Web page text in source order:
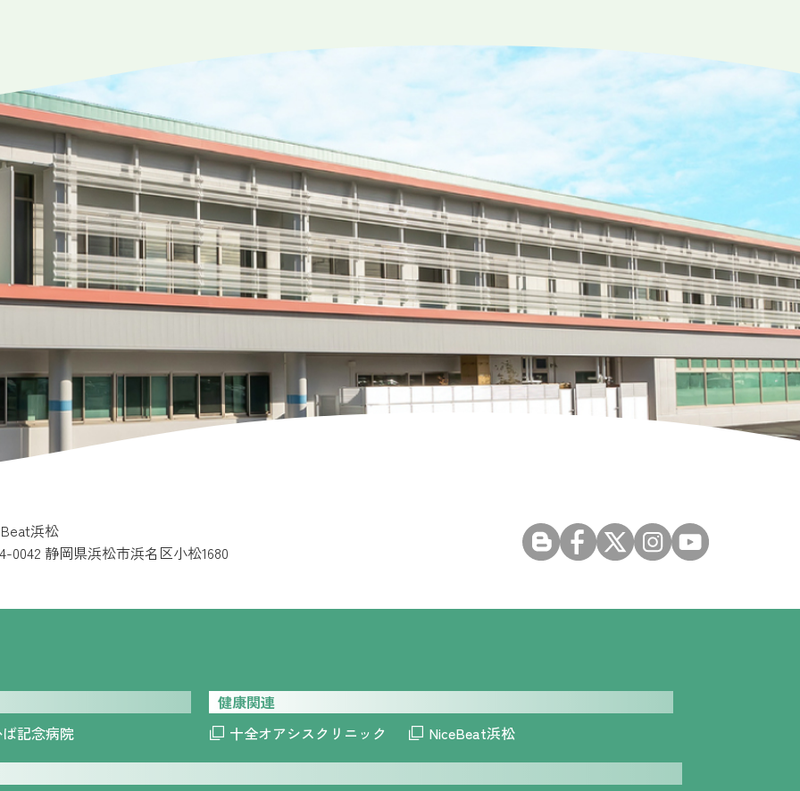
浜松
0042 静岡県浜松市浜名区小松1680
記念病院
健康関連
十全オアシスクリニック
NiceBeat浜松